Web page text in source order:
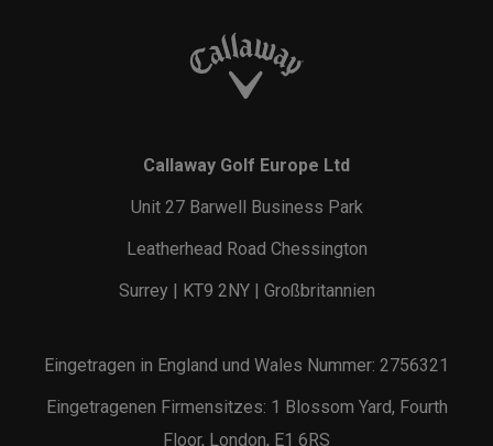
Callaway Golf Europe Ltd
Unit 27 Barwell Business Park
Leatherhead Road Chessington
Surrey | KT9 2NY | Großbritannien
Eingetragen in England und Wales Nummer: 2756321
Eingetragenen Firmensitzes: 1 Blossom Yard, Fourth
Floor, London, E1 6RS